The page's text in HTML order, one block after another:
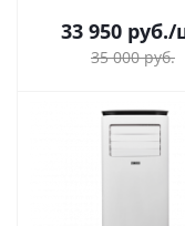
33 950руб./
35 000руб.